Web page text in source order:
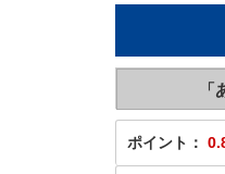
ポイント：